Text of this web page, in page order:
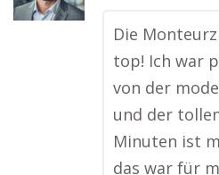
Die
top! Ich war
von der
und der
Minuten ist
das war für